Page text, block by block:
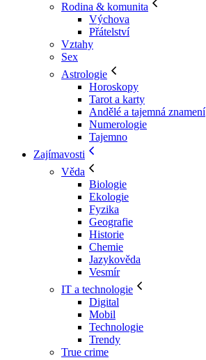
Rodina & komunita
Výchova
Přátelství
Vztahy
Sex
Astrologie
Horoskopy
Tarot a karty
Andělé a tajemná znamení
Numerologie
Tajemno
Zajímavosti
Věda
Biologie
Ekologie
Fyzika
Geografie
Historie
Chemie
Jazykověda
Vesmír
IT a technologie
Digital
Mobil
Technologie
Trendy
True crime